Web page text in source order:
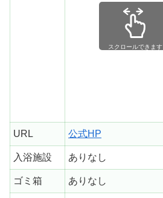
URL 公式HP
入浴施設 ありなし
ゴミ箱 ありなし
スクロールできます